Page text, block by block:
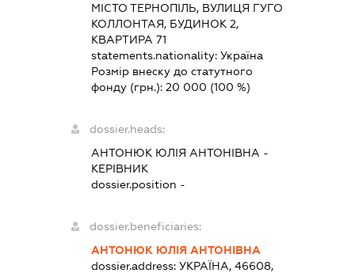
МІСТО ТЕРНОПІЛЬ, ВУЛИЦЯ ГУГО
КОЛЛОНТАЯ, БУДИНОК 2,
КВАРТИРА 71
statements.nationality: Україна
Розмір внеску до статутного
фонду (грн.): 20 000 (100 %)
dossier.heads:
АНТОНЮК ЮЛІЯ АНТОНІВНА -
КЕРІВНИК
dossier.position -
dossier.beneficiaries:
АНТОНЮК ЮЛІЯ АНТОНІВНА
dossier.address: УКРАЇНА, 46608,